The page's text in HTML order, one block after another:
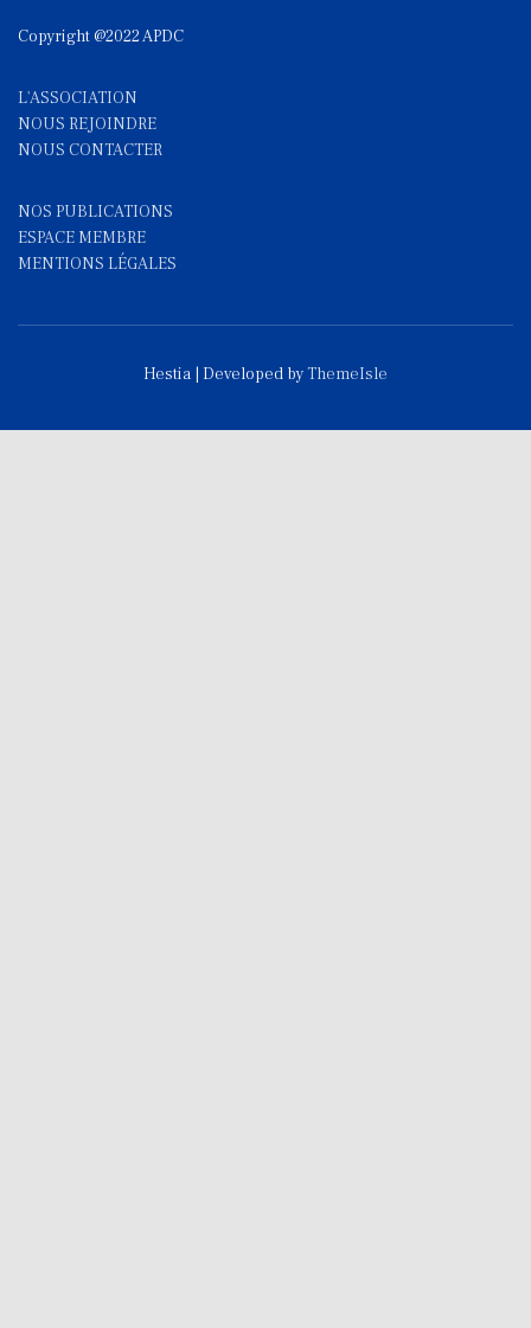
Copyright @2022 APDC
L'ASSOCIATION
NOUS REJOINDRE
NOUS CONTACTER
NOS PUBLICATIONS
ESPACE MEMBRE
MENTIONS LÉGALES
Hestia | Developed byThemeIsle